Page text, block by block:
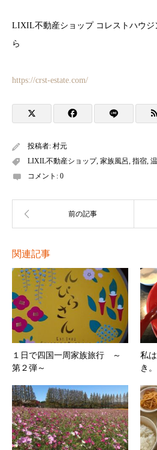
LIXIL不動産ショップ コレストハウジ
ら
https://crst-estate.com/
投稿者: 村元
LIXIL不動産ショップ, 家族風呂, 指宿,
コメント: 0
関連記事
１日で四国一周家族旅行 ～
第２弾～
私
き。